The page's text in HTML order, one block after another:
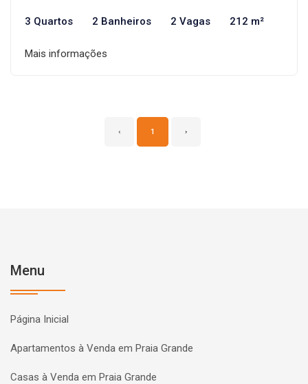
3 Quartos 2 Banheiros 2 Vagas 212 m²
Mais informações
‹ 1 ›
Menu
Página Inicial
Apartamentos à Venda em Praia Grande
Casas à Venda em Praia Grande